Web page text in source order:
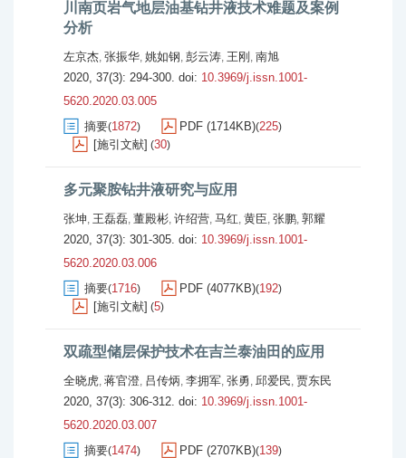
川南页岩气地层油基钻井液技术难题及案例
分析
左京杰, 张振华, 姚如钢, 彭云涛, 王刚 , 南旭
2020, 37(3): 294-300. doi: 10.3969/j.issn.1001-
5620.2020.03.005
摘要(1872) PDF (1714KB)(225)
[施引文献] (30)
多元聚胺钻井液研究与应用
张坤, 王磊磊, 董殿彬, 许绍营, 马红, 黄臣, 张鹏, 郭耀
2020, 37(3): 301-305. doi: 10.3969/j.issn.1001-
5620.2020.03.006
摘要(1716) PDF (4077KB)(192)
[施引文献] (5)
双疏型储层保护技术在吉兰泰油田的应用
全晓虎, 蒋官澄, 吕传炳, 李拥军, 张勇, 邱爱民, 贾东民
2020, 37(3): 306-312. doi: 10.3969/j.issn.1001-
5620.2020.03.007
摘要(1474) PDF (2707KB)(139)